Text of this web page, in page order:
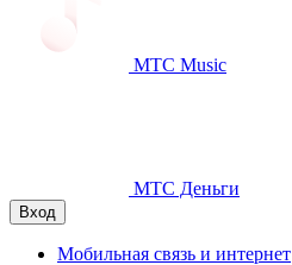
МТС Music
МТС Деньги
Вход
Мобильная связь и интернет